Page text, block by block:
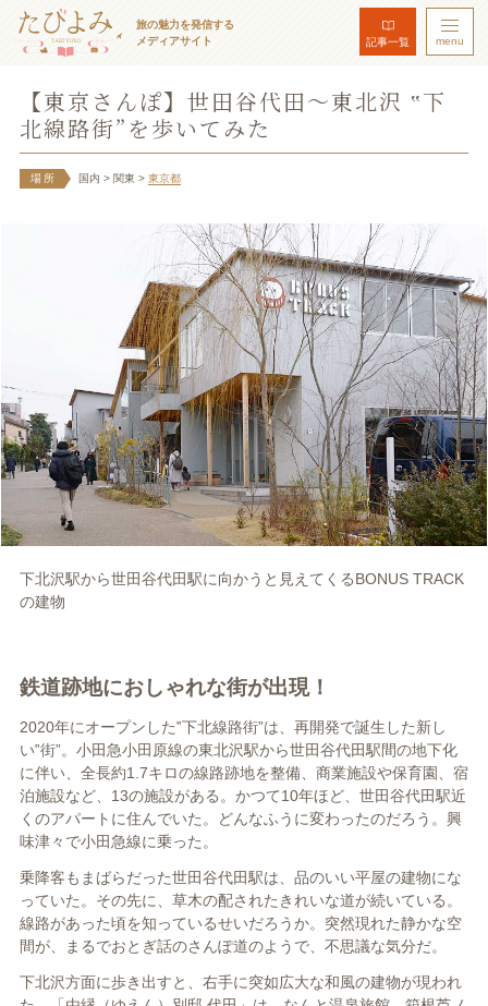
旅の魅力を発信する
メディアサイト
記事一覧 menu
【東京さんぽ】世田谷代田～東北沢 ‟下
北線路街”を歩いてみた
場所 国内 > 関東 > 東京都
下北沢駅から世田谷代田駅に向かうと見えてくるBONUS TRACK
の建物
鉄道跡地におしゃれな街が出現！
2020年にオープンした‟下北線路街”は、再開発で誕生した新し
い‟街”。小田急小田原線の東北沢駅から世田谷代田駅間の地下化
に伴い、全長約1.7キロの線路跡地を整備、商業施設や保育園、宿
泊施設など、13の施設がある。かつて10年ほど、世田谷代田駅近
くのアパートに住んでいた。どんなふうに変わったのだろう。興
味津々で小田急線に乗った。
乗降客もまばらだった世田谷代田駅は、品のいい平屋の建物にな
っていた。その先に、草木の配されたきれいな道が続いている。
線路があった頃を知っているせいだろうか。突然現れた静かな空
間が、まるでおとぎ話のさんぽ道のようで、不思議な気分だ。
下北沢方面に歩き出すと、右手に突如広大な和風の建物が現われ